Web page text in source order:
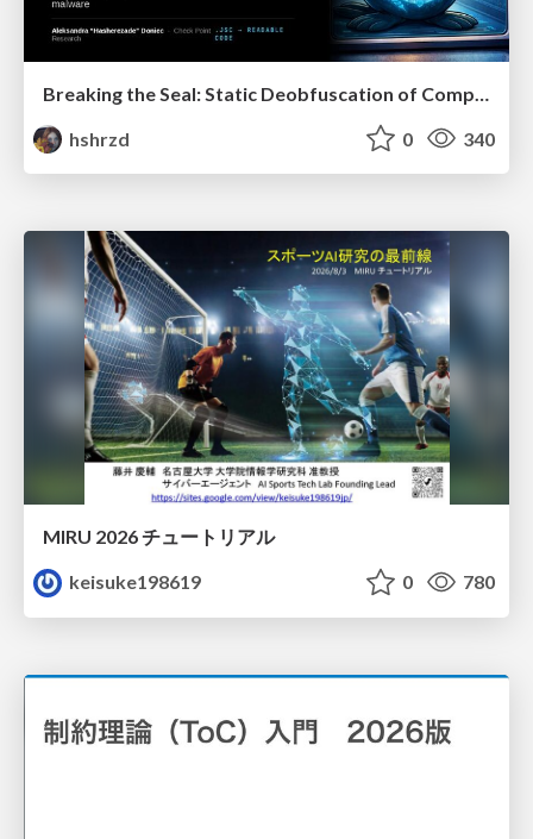
hshrzd
0 340
MIRU 2026 チュートリアル
keisuke198619
0 780